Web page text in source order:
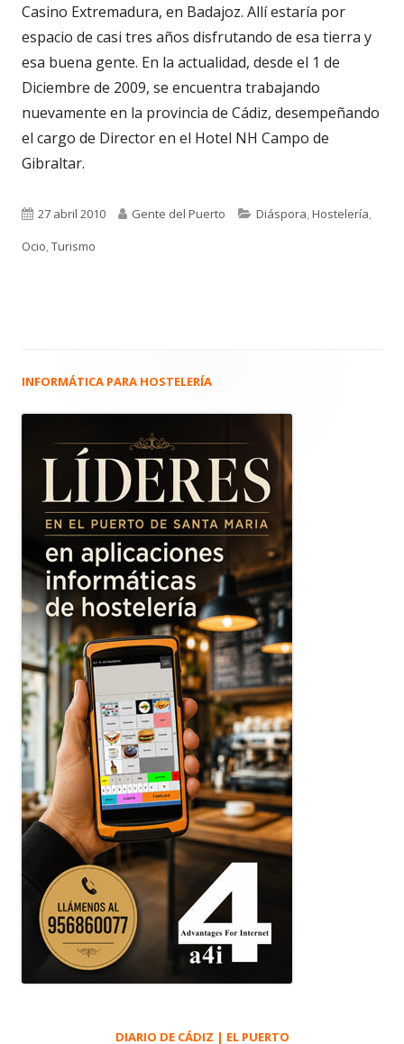
Casino Extremadura, en Badajoz. Allí estaría por
espacio de casi tres años disfrutando de esa tierra y
esa buena gente. En la actualidad, desde el 1 de
Diciembre de 2009, se encuentra trabajando
nuevamente en la provincia de Cádiz, desempeñando
el cargo de Director en el Hotel NH Campo de
Gibraltar.
Publicado
el
27 abril 2010 Autor
Gente del Puerto Categorías
Diáspora,Hostelería,
Ocio,Turismo
Barra
principal
INFORMÁTICA PARA HOSTELERÍA
DIARIO DE CÁDIZ | EL PUERTO